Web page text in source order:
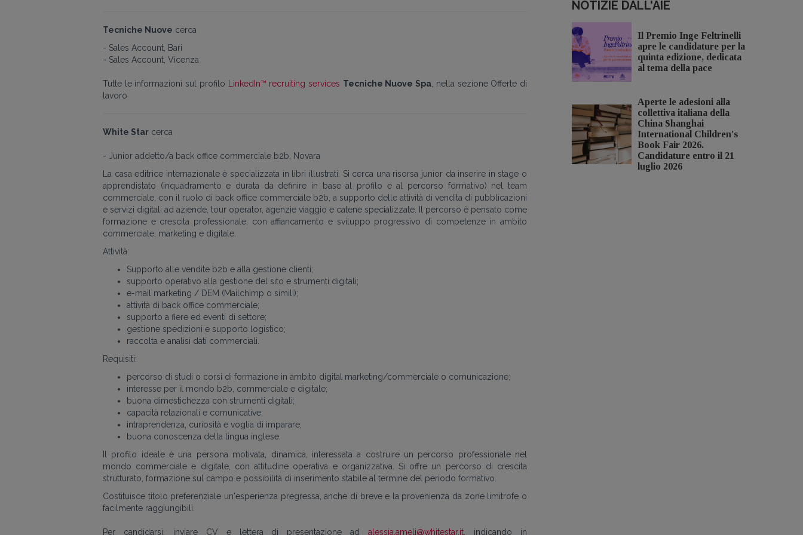
Tecniche Nuove cerca
- Sales Account, Bari
- Sales Account, Vicenza
Tutte le informazioni sul profilo LinkedIn™ recruiting services Tecniche Nuove Spa , nella sezione Offerte di
lavoro
White Star cerca
- Junior addetto/a back office commerciale b2b, Novara
La casa editrice internazionale è specializzata in libri illustrati. Si cerca una risorsa junior da inserire in stage o
apprendistato (inquadramento e durata da definire in base al profilo e al percorso formativo) nel team
commerciale, con il ruolo di back office commerciale b2b, a supporto delle attività di vendita di pubblicazioni
e servizi digitali ad aziende, tour operator, agenzie viaggio e catene specializzate. Il percorso è pensato come
formazione e crescita professionale, con affiancamento e sviluppo progressivo di competenze in ambito
commerciale, marketing e digitale.
Attività:
Supporto alle vendite b2b e alla gestione clienti;
supporto operativo alla gestione del sito e strumenti digitali;
e-mail marketing / DEM (Mailchimp o simili);
attività di back office commerciale;
supporto a fiere ed eventi di settore;
gestione spedizioni e supporto logistico;
raccolta e analisi dati commerciali.
Requisiti:
percorso di studi o corsi di formazione in ambito digital marketing/commerciale o comunicazione;
interesse per il mondo b2b, commerciale e digitale;
buona dimestichezza con strumenti digitali;
capacità relazionali e comunicative;
intraprendenza, curiosità e voglia di imparare;
buona conoscenza della lingua inglese.
Il profilo ideale è una persona motivata, dinamica, interessata a costruire un percorso professionale nel
mondo commerciale e digitale, con attitudine operativa e organizzativa. Si offre un percorso di crescita
strutturato, formazione sul campo e possibilità di inserimento stabile al termine del periodo formativo.
Costituisce titolo preferenziale un'esperienza pregressa, anche di breve e la provenienza da zone limitrofe o
facilmente raggiungibili.
Per candidarsi, inviare CV e lettera di presentazione ad alessia.ameli@whitestar.it , indicando in
NOTIZIE DALL'AIE
Il Premio Inge Feltrinelli
apre le candidature per la
quinta edizione, dedicata
al tema della pace
Aperte le adesioni alla
collettiva italiana della
China Shanghai
International Children's
Book Fair 2026.
Candidature entro il 21
luglio 2026